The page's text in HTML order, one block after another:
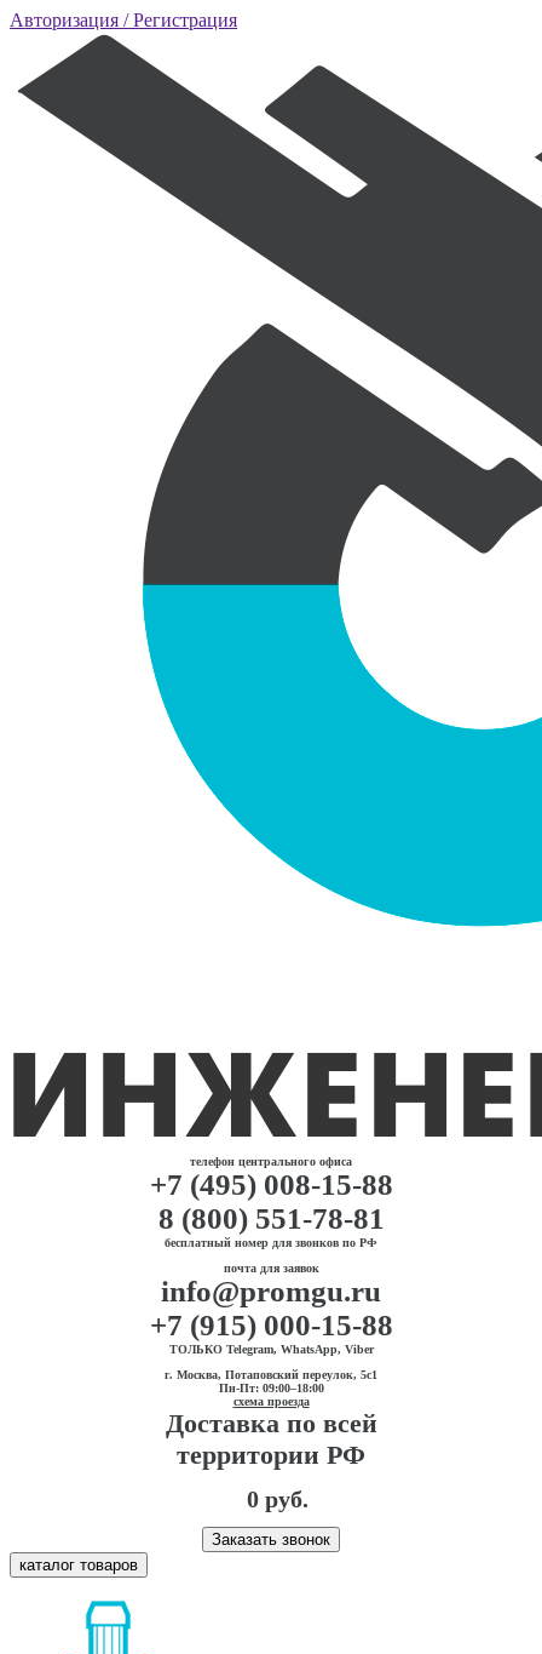
Авторизация / Регистрация
телефон центрального офиса
+7 (495) 008-15-88
8 (800) 551-78-81
бесплатный номер для звонков по РФ
почта для заявок
info@promgu.ru
+7 (915) 000-15-88
ТОЛЬКО Telegram, WhatsApp, Viber
г. Москва, Потаповский переулок, 5с1
Пн-Пт: 09:00–18:00
схема проезда
Доставка по всей
территории РФ
0 руб.
Заказать звонок
каталог товаров